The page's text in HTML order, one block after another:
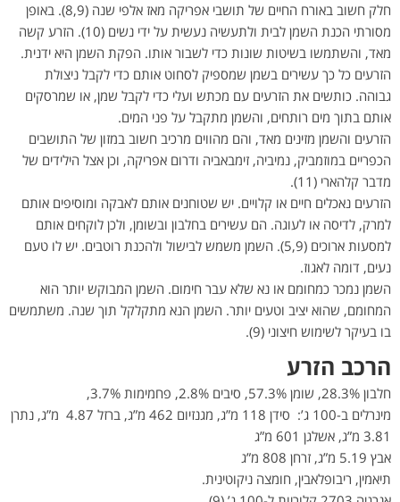
חלק חשוב באורח החיים של תושבי אפריקה מאז אלפי שנה (8,9). באופן
מסורתי הכנת השמן לבית ולתעשיה נעשית על ידי נשים (10). הזרע קשה
מאד, והשתמשו בשיטות שונות כדי לשבור אותו. הפקת השמן היא ידנית.
הזרעים כל כך עשירים בשמן שמספיק לסחוט אותם כדי לקבל ניצולת
גבוהה. כותשים את הזרעים עם מכתש ועלי כדי לקבל שמן, או שמרסקים
אותם בתוך מים רותחים, והשמן מתקבל על פני המים.
הזרעים והשמן מזינים מאד, והם מהווים מרכיב חשוב במזון של התושבים
הכפריים במוזמביק, נמיביה, זימבאביה ודרום אפריקה, וכן אצל הילידים של
מדבר קלהארי (11).
הזרעים נאכלים חיים או קלויים. יש שטוחנים אותם לאבקה ומוסיפים אותם
למרק, לדיסה או לעוגה. הם עשירים בחלבון ובשומן, ולכן לוקחים אותם
למסעות ארוכים (5,9). השמן משמש לבישול ולהכנת רוטבים. יש לו טעם
נעים, דומה לאגוז.
השמן נמכר כמחומם או נא שלא עבר חימום. השמן המבוקש יותר הוא
המחומם, שהוא יציב וטעים יותר. השמן הנא מתקלקל תוך שנה. משתמשים
בו בעיקר לשימוש חיצוני (9).
הרכב הזרע
חלבון 28.3%, שומן 57.3%, סיבים 2.8%, פחמימות 3.7%,
מינרלים ב-100 ג’: סידן 118 מ”ג, מגנזיום 462 מ”ג, ברזל 4.87 מ”ג, נתרן
3.81 מ”ג, אשלגן 601 מ”ג
אבץ 5.19 מ”ג, זרחן 808 מ”ג
תיאמין, ריבופלאבין, חומצה ניקוטינית.